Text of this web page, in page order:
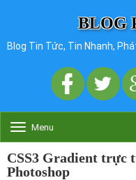
BLOG
Blog Tin Tức, Tin Nhanh,
Menu
CSS3 Gradient trực
Photoshop